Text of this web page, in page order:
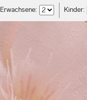
Erwachsene: Kinder: